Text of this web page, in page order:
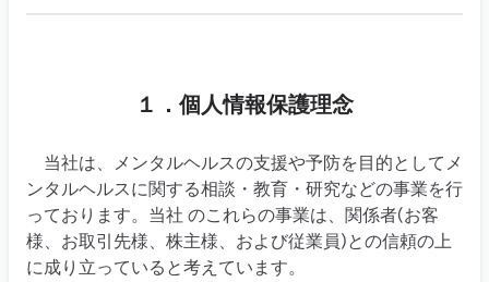
１．個人情報保護理念
当社は、メンタルヘルスの支援や予防を目的としてメ
ンタルヘルスに関する相談・教育・研究などの事業を行
っております。当社 のこれらの事業は、関係者(お客
様、お取引先様、株主様、および従業員)との信頼の上
に成り立っていると考えています。